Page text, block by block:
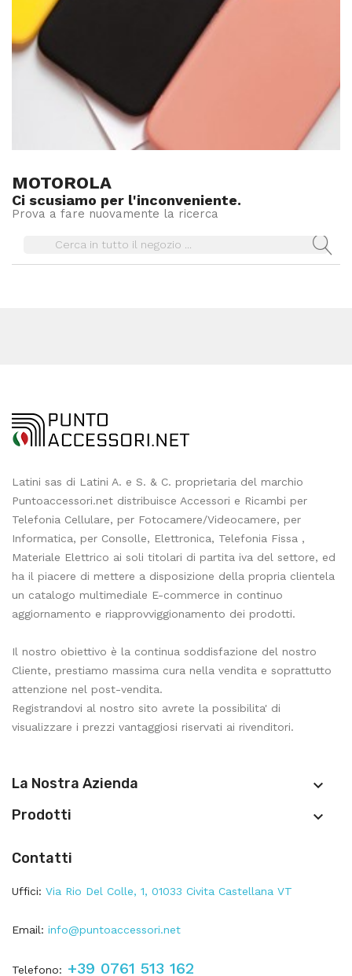
MOTOROLA
Ci scusiamo per l'inconveniente.
Prova a fare nuovamente la ricerca
Latini sas di Latini A. e S. & C. proprietaria del marchio
Puntoaccessori.net distribuisce Accessori e Ricambi per
Telefonia Cellulare, per Fotocamere/Videocamere, per
Informatica, per Consolle, Elettronica, Telefonia Fissa ,
Materiale Elettrico ai soli titolari di partita iva del settore, ed
ha il piacere di mettere a disposizione della propria clientela
un catalogo multimediale E-commerce in continuo
aggiornamento e riapprovviggionamento dei prodotti.
Il nostro obiettivo è la continua soddisfazione del nostro
Cliente, prestiamo massima cura nella vendita e soprattutto
attenzione nel post-vendita.
Registrandovi al nostro sito avrete la possibilita' di
visualizzare i prezzi vantaggiosi riservati ai rivenditori.
La Nostra Azienda 
Prodotti 
Contatti
Uffici: Via Rio Del Colle, 1, 01033 Civita Castellana VT
Email: info@puntoaccessori.net
Telefono: +39 0761 513 162